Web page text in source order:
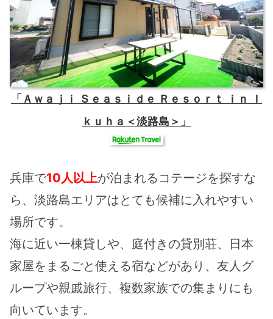
「Ａｗａｊｉ Ｓｅａｓｉｄｅ Ｒｅｓｏｒｔ ｉｎ Ｉ
ｋｕｈａ＜淡路島＞」
兵庫で10人以上が泊まれるコテージを探すな
ら、淡路島エリアはとても候補に入れやすい
場所です。
海に近い一棟貸しや、庭付きの貸別荘、日本
家屋をまるごと使える宿などがあり、友人グ
ループや親戚旅行、複数家族での集まりにも
向いています。